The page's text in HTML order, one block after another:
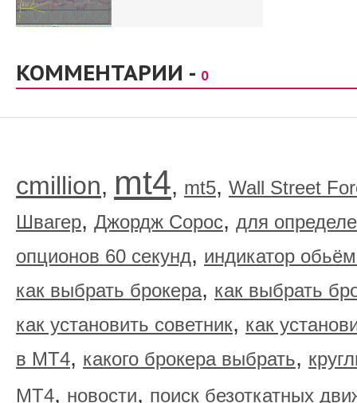
КОММЕНТАРИИ - 0
cmillion, mt4, mt5, Wall Street
Швагер, Джордж Сорос, для
опционов 60 секунд, индикатор
как выбрать брокера, как выбрать
как установить советник, как
в МТ4, какого брокера выбрать,
МТ4, новости, поиск безоткатных